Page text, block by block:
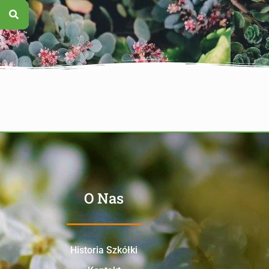
O Nas
Historia Szkółki